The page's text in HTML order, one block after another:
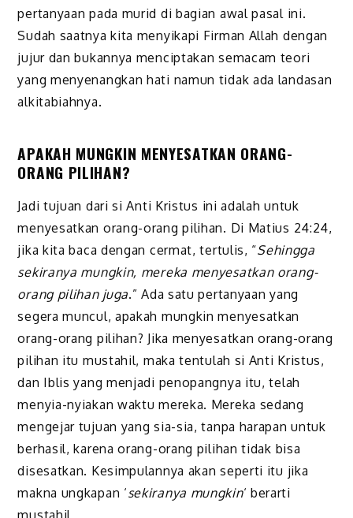
pertanyaan pada murid di bagian awal pasal ini.
Sudah saatnya kita menyikapi Firman Allah dengan
jujur dan bukannya menciptakan semacam teori
yang menyenangkan hati namun tidak ada landasan
alkitabiahnya.
APAKAH MUNGKIN MENYESATKAN ORANG-
ORANG PILIHAN?
Jadi tujuan dari si Anti Kristus ini adalah untuk
menyesatkan orang-orang pilihan. Di Matius 24:24,
jika kita baca dengan cermat, tertulis, “Sehingga
sekiranya mungkin, mereka menyesatkan orang-
orang pilihan juga.” Ada satu pertanyaan yang
segera muncul, apakah mungkin menyesatkan
orang-orang pilihan? Jika menyesatkan orang-orang
pilihan itu mustahil, maka tentulah si Anti Kristus,
dan Iblis yang menjadi penopangnya itu, telah
menyia-nyiakan waktu mereka. Mereka sedang
mengejar tujuan yang sia-sia, tanpa harapan untuk
berhasil, karena orang-orang pilihan tidak bisa
disesatkan. Kesimpulannya akan seperti itu jika
makna ungkapan ‘sekiranya mungkin‘ berarti
mustahil.